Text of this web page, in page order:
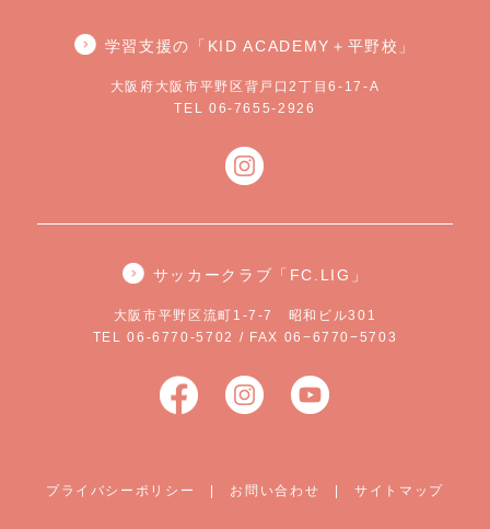
学習支援の「KID ACADEMY＋平野校」
大阪府大阪市平野区背戸口2丁目6-17-A
TEL 06-7655-2926
サッカークラブ「FC.LIG」
大阪市平野区流町1-7-7 昭和ビル301
TEL 06-6770-5702 / FAX 06−6770−5703
プライバシーポリシー お問い合わせ |サイトマップ